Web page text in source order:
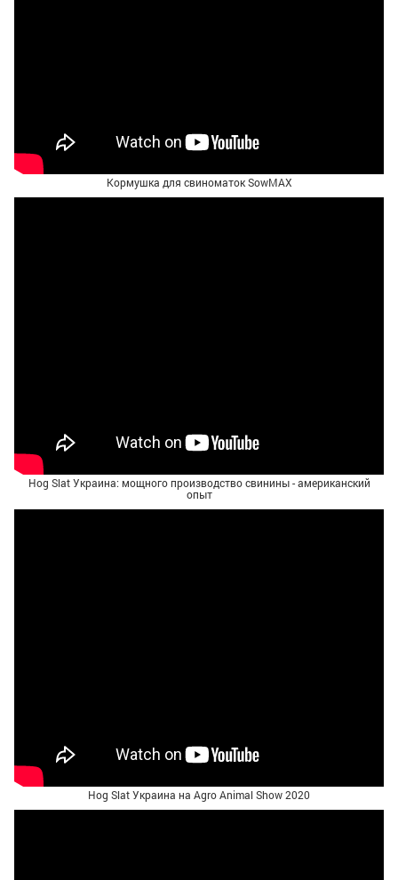
Кормушка для свиноматок SowMAX
Hog Slat Украина: мощного производство свинины - американский
опыт
Hog Slat Украина на Agro Animal Show 2020